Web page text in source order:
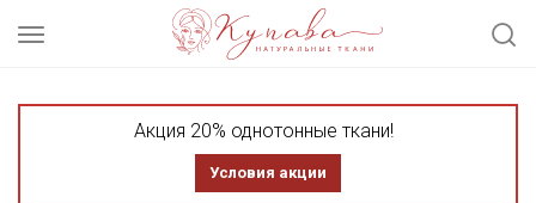
Акция 20% однотонные ткани!
Условия акции